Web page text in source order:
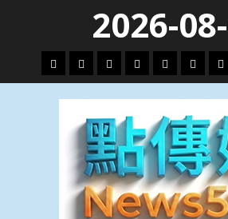
content
2026-
頭
條
財
經
地
方.
會
文
教.
技
專
題
娛
樂
劇
政